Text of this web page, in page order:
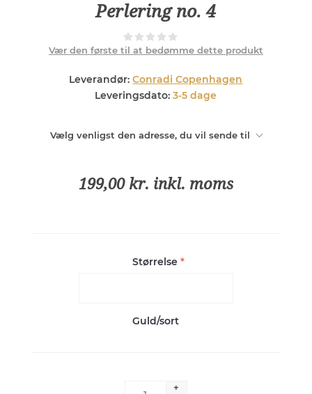
Perlering no. 4
Vær den første til at bedømme dette produkt
Leverandør: Conradi Copenhagen
Leveringsdato: 3-5 dage
Vælg venligst den adresse, du vil sende til
199,00 kr. inkl. moms
Størrelse*
Guld/sort
+